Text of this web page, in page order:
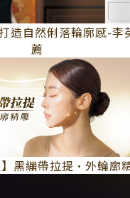
造自然俐落輪廓感-李
薦
】黑繃帶拉提•外輪廓